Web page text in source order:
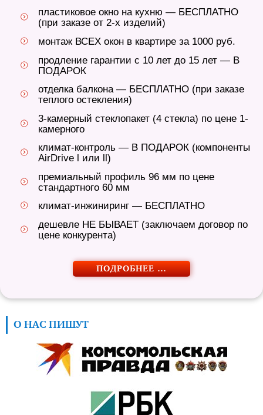
пластиковое окно на кухню — БЕСПЛАТНО
(при заказе от 2-х изделий)
монтаж ВСЕХ окон в квартире за 1000 руб.
продление гарантии с 10 лет до 15 лет — В
ПОДАРОК
отделка балкона — БЕСПЛАТНО (при заказе
теплого остекления)
3-камерный стеклопакет (4 стекла) по цене 1-
камерного
климат-контроль — В ПОДАРОК (компоненты
AirDrive l или ll)
премиальный профиль 96 мм по цене
стандартного 60 мм
климат-инжиниринг — БЕСПЛАТНО
дешевле НЕ БЫВАЕТ (заключаем договор по
цене конкурента)
ПОДРОБНЕЕ …
О НАС ПИШУТ